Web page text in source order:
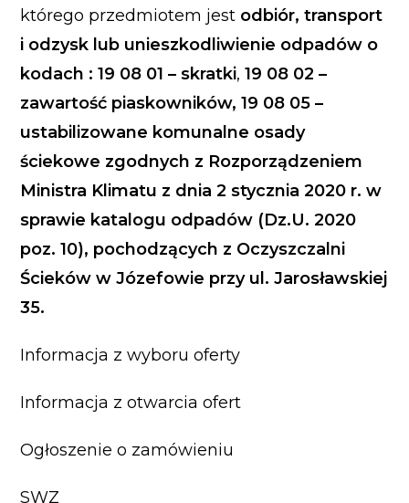
którego przedmiotem jest odbiór, transport
i odzysk lub unieszkodliwienie odpadów o
kodach : 19 08 01 – skratki,19 08 02 –
zawartość piaskowników, 19 08 05 –
ustabilizowane komunalne osady
ściekowe zgodnych z Rozporządzeniem
Ministra Klimatu z dnia 2 stycznia 2020 r. w
sprawie katalogu odpadów (Dz.U. 2020
poz. 10), pochodzących z Oczyszczalni
Ścieków w Józefowie przy ul. Jarosławskiej
35.
Informacja z wyboru oferty
Informacja z otwarcia ofert
Ogłoszenie o zamówieniu
SWZ